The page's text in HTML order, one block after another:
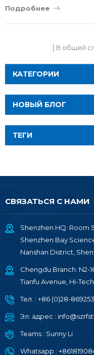
Также было отгружено
Подробнее
В общей
КАТЕГОРИИ
НОВЫЙ БЛОГ
ТЕГИ
СВЯЗАТЬСЯ С НАМИ
Shenzhen HQ: Room
Shenzhen Bay
Nanshan District,
Chengdu Branch: N2-
Tianfu Avenue, Hi-
Тел. : +86 (0)28-
Эл. адрес :
Teams : Sunny Li
Whatsapp :